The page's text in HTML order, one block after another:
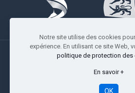
Studio Resiliance
Notre site utilise des cookies
expérience. En utilisant ce site Web,
politique de protection des
En savoir +
OK